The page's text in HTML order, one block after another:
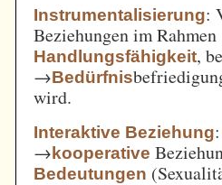
Instrumentalisierung:
Beziehungen im
Handlungsfähigkeit,
→Bedürfnis
wird.
Interaktive Beziehung
→kooperative
Bedeutungen